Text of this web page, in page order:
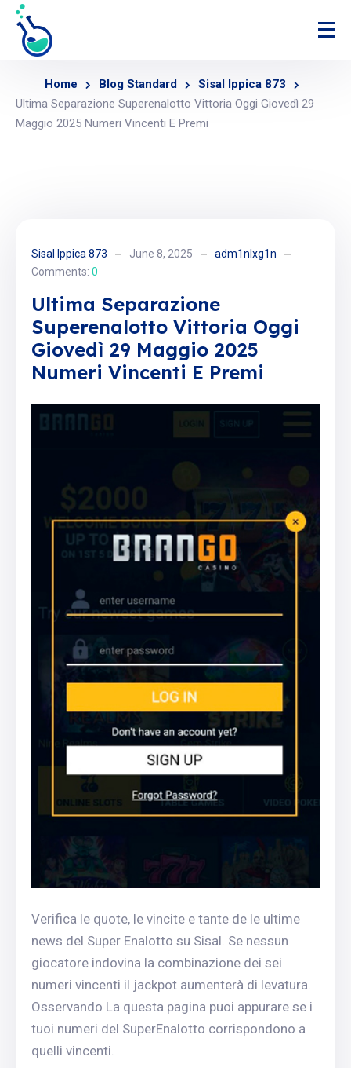
Home Blog Standard
Sisal Ippica 873
Ultima Separazione Superenalotto Vittoria Oggi Giovedì 29
Maggio 2025 Numeri Vincenti E Premi
Sisal Ippica 873 June 8, 2025
adm1nlxg1n
Comments: 0
Ultima Separazione
Superenalotto Vittoria Oggi
Giovedì 29 Maggio 2025
Numeri Vincenti E Premi
Verifica le quote, le vincite e tante de le ultime
news del Super Enalotto su Sisal. Se nessun
giocatore indovina la combinazione dei sei
numeri vincenti il jackpot aumenterà di levatura.
Osservando La questa pagina puoi appurare se i
tuoi numeri del SuperEnalotto corrispondono a
quelli vincenti.